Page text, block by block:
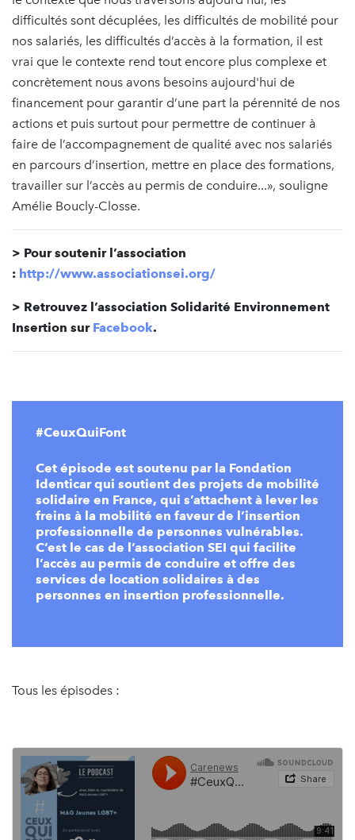
difficultés sont décuplées, les difficultés de mobilité pour
nos salariés, les difficultés d’accès à la formation, il est
vrai que le contexte rend tout encore plus complexe et
concrètement nous avons besoins aujourd'hui de
financement pour garantir d’une part la pérennité de nos
actions et puis surtout pour permettre de continuer à
faire de l’accompagnement de qualité avec nos salariés
en parcours d’insertion, mettre en place des formations,
travailler sur l’accès au permis de conduire...», souligne
Amélie Boucly-Closse.
> Pour soutenir l’association
: http://www.associationsei.org/
> Retrouvez l’association Solidarité Environnement
Insertion sur Facebook.
#CeuxQuiFont
Cet épisode est soutenu par la Fondation
Identicarqui soutient des projets de mobilité
solidaire en France, qui s’attachent à lever les
freins à la mobilité en faveur de l’insertion
professionnelle de personnes vulnérables.
C’est le cas de l’association SEI qui facilite
l’accès au permis de conduire et offre des
services de location solidaires à des
personnes en insertion professionnelle.
Tous les épisodes :